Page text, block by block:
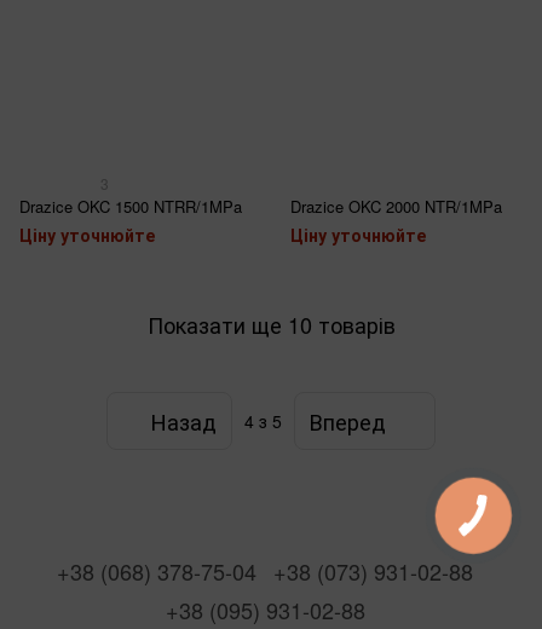
3
Drazice OKC 1500 NTRR/1MPa
Ціну уточнюйте
Drazice OKC 2000 NTR/1MPa
Ціну уточнюйте
Показати ще 10 товарів
Назад 4 з 5 Вперед
+38 (068) 378-75-04
+38 (073) 931-02-88
+38 (095) 931-02-88